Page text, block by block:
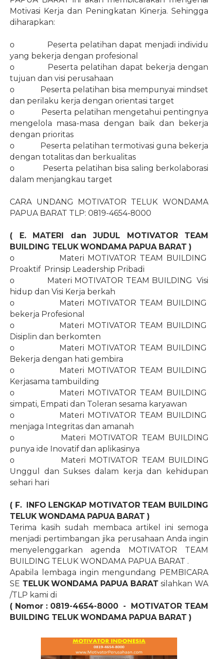
Motivasi Kerja dan Peningkatan Kinerja. Sehingga
diharapkan:
o
Peserta pelatihan dapat menjadi individu
yang bekerja dengan profesional
o
Peserta pelatihan dapat bekerja dengan
tujuan dan visi perusahaan
o
Peserta pelatihan bisa mempunyai mindset
dan perilaku kerja dengan orientasi target
o
Peserta pelatihan mengetahui pentingnya
mengelola masa-masa dengan baik dan bekerja
dengan prioritas
o
Peserta pelatihan termotivasi guna bekerja
dengan totalitas dan berkualitas
o
Peserta pelatihan bisa saling berkolaborasi
dalam menjangkau target
CARA UNDANG MOTIVATOR TELUK WONDAMA
PAPUA BARAT TLP: 0819-4654-8000
( E. MATERI dan JUDUL MOTIVATOR TEAM
BUILDING TELUK WONDAMA PAPUA BARAT )
o
Materi MOTIVATOR TEAM BUILDING
Proaktif Prinsip Leadership Pribadi
o
Materi MOTIVATOR TEAM BUILDING Visi
hidup dan Visi Kerja berkah
o
Materi MOTIVATOR TEAM BUILDING
bekerja Profesional
o
Materi MOTIVATOR TEAM BUILDING
Disiplin dan berkomten
o
Materi MOTIVATOR TEAM BUILDING
Bekerja dengan hati gembira
o
Materi MOTIVATOR TEAM BUILDING
Kerjasama tambuilding
o
Materi MOTIVATOR TEAM BUILDING
simpati, Empati dan Toleran sesama karyawan
o
Materi MOTIVATOR TEAM BUILDING
menjaga Integritas dan amanah
o
Materi MOTIVATOR TEAM BUILDING
punya ide Inovatif dan aplikasinya
o
Materi MOTIVATOR TEAM BUILDING
Unggul dan Sukses dalam kerja dan kehidupan
sehari hari
( F. INFO LENGKAP MOTIVATOR TEAM BUILDING
TELUK WONDAMA PAPUA BARAT )
Terima kasih sudah membaca artikel ini semoga
menjadi pertimbangan jika perusahaan Anda ingin
menyelenggarkan agenda MOTIVATOR TEAM
BUILDING TELUK WONDAMA PAPUA BARAT .
Apabila lembaga ingin mengundang PEMBICARA
SE TELUK WONDAMA PAPUA BARATsilahkan WA
/TLP kami di
( Nomor : 0819-4654-8000 -
MOTIVATOR TEAM
BUILDING TELUK WONDAMA PAPUA BARAT )